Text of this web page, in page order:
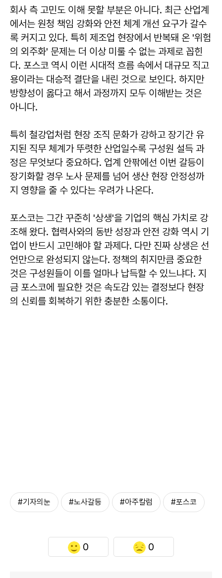
회사 측 고민도 이해 못할 부분은 아니다. 최근 산업계
에서는 원청 책임 강화와 안전 체계 개선 요구가 갈수
록 커지고 있다. 특히 제조업 현장에서 반복돼 온 '위험
의 외주화' 문제는 더 이상 미룰 수 없는 과제로 꼽힌
다. 포스코 역시 이런 시대적 흐름 속에서 대규모 직고
용이라는 대승적 결단을 내린 것으로 보인다. 하지만
방향성이 옳다고 해서 과정까지 모두 이해받는 것은
아니다.
특히 철강업처럼 현장 조직 문화가 강하고 장기간 유
지된 직무 체계가 뚜렷한 산업일수록 구성원 설득 과
정은 무엇보다 중요하다. 업계 안팎에선 이번 갈등이
장기화할 경우 노사 문제를 넘어 생산 현장 안정성까
지 영향을 줄 수 있다는 우려가 나온다.
포스코는 그간 꾸준히 '상생'을 기업의 핵심 가치로 강
조해 왔다. 협력사와의 동반 성장과 안전 강화 역시 기
업이 반드시 고민해야 할 과제다. 다만 진짜 상생은 선
언만으로 완성되지 않는다. 정책의 취지만큼 중요한
것은 구성원들이 이를 얼마나 납득할 수 있느냐다. 지
금 포스코에 필요한 것은 속도감 있는 결정보다 현장
의 신뢰를 회복하기 위한 충분한 소통이다.
#기자의눈 #노사갈등 #아주칼럼 #포스코
0 0